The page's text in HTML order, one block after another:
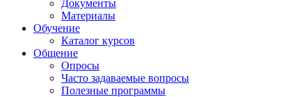
Документы
Материалы
Обучение
Каталог курсов
Общение
Опросы
Часто задаваемые вопросы
Полезные программы